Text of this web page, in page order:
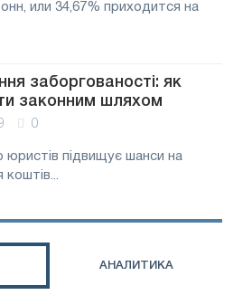
или 34,67% приходится на
заборгованості: як
законним шляхом
0
юристів підвищує шанси на
коштів...
АНАЛИТИКА